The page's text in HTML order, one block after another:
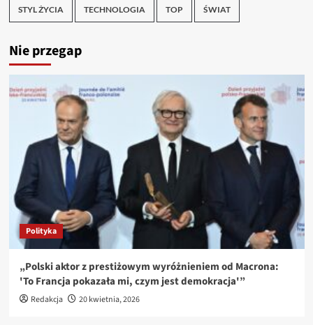
STYL ŻYCIA TECHNOLOGIA TOP ŚWIAT
Nie przegap
Polityka
„Polski aktor z prestiżowym wyróżnieniem od Macrona:
'To Francja pokazała mi, czym jest demokracja'”
Redakcja 20 kwietnia, 2026